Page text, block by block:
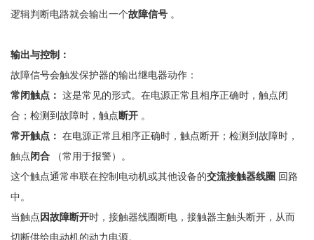
逻辑判断电路就会输出一个故障信号 。
输出与控制：
故障信号会触发保护器的输出继电器动作：
常闭触点： 这是常见的形式。在电源正常且相序正确时，触点闭
合；检测到故障时，触点断开 。
常开触点： 在电源正常且相序正确时，触点断开；检测到故障时，
触点闭合
（常用于报警）。
这个触点通常串联在控制电动机或其他设备的交流接触器线圈 回路
中。
当触点因故障断开时，接触器线圈断电，接触器主触头断开，从而
切断供给电动机的动力电源。